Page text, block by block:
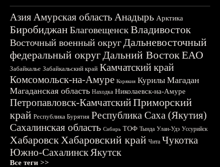
АзияАмурская область Анадырь Арктика
БиробиджанБлаговещенскВладивосток
Восточный военный округДальневосточный
федеральный округДальний ВостокЕАО
Забайкалье Забайкальский край Камчатский край
Комсомольск-на-Амуре Корякия Курилы Магадан
Магаданская область Находка Николаевск-на-Амуре
Петропавловск-КамчатскийПриморский
край Республика Бурятия Республика Саха (Якутия)
Сахалинская область Сибирь ТОФ Тында Улан-Удэ Уссурийск
ХабаровскХабаровский край Чита Чукотка
Южно-СахалинскЯкутск
Все теги >>